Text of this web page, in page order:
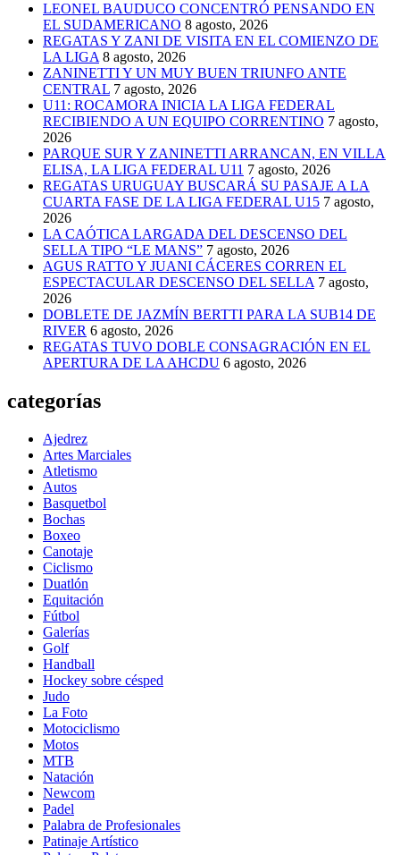
LEONEL BAUDUCO CONCENTRÓ PENSANDO EN
EL SUDAMERICANO 8 agosto, 2026
REGATAS Y ZANI DE VISITA EN EL COMIENZO DE
LA LIGA 8 agosto, 2026
ZANINETTI Y UN MUY BUEN TRIUNFO ANTE
CENTRAL 7 agosto, 2026
U11: ROCAMORA INICIA LA LIGA FEDERAL
RECIBIENDO A UN EQUIPO CORRENTINO 7 agosto,
2026
PARQUE SUR Y ZANINETTI ARRANCAN, EN VILLA
ELISA, LA LIGA FEDERAL U11 7 agosto, 2026
REGATAS URUGUAY BUSCARÁ SU PASAJE A LA
CUARTA FASE DE LA LIGA FEDERAL U15 7 agosto,
2026
LA CAÓTICA LARGADA DEL DESCENSO DEL
SELLA TIPO “LE MANS” 7 agosto, 2026
AGUS RATTO Y JUANI CÁCERES CORREN EL
ESPECTACULAR DESCENSO DEL SELLA 7 agosto,
2026
DOBLETE DE JAZMÍN BERTTI PARA LA SUB14 DE
RIVER 6 agosto, 2026
REGATAS TUVO DOBLE CONSAGRACIÓN EN EL
APERTURA DE LA AHCDU 6 agosto, 2026
categorías
Ajedrez
Artes Marciales
Atletismo
Autos
Basquetbol
Bochas
Boxeo
Canotaje
Ciclismo
Duatlón
Equitación
Fútbol
Galerías
Golf
Handball
Hockey sobre césped
Judo
La Foto
Motociclismo
Motos
MTB
Natación
Newcom
Padel
Palabra de Profesionales
Patinaje Artístico